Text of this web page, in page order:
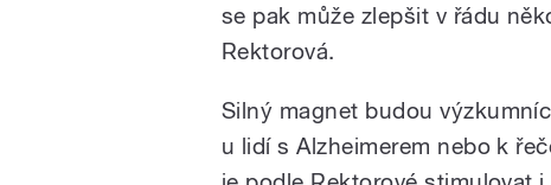
se pak může zlepšit v řádu
Rektorová.
Silný magnet budou
u lidí s Alzheimerem nebo k